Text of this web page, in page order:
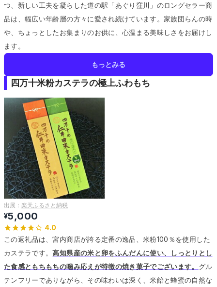
つ、新しい工夫を凝らした道の駅「あぐり窪川」のロングセラー商
品は、幅広い年齢層の方々に愛され続けています。家族団らんの時
や、ちょっとしたお集まりのお供に、心温まる美味しさをお届けし
ます。
もっとみる
四万十米粉カステラの極上ふわもち
出展： 楽天ふるさと納税
¥5,000
4.0
この返礼品は、宮内商店が誇る定番の逸品、米粉100％を使用した
カステラです。高知県産の米と卵をふんだんに使い、しっとりとし
た食感ともちもちの噛み応えが特徴の焼き菓子でございます。 グル
テンフリーでありながら、その味わいは深く、米飴と蜂蜜の自然な